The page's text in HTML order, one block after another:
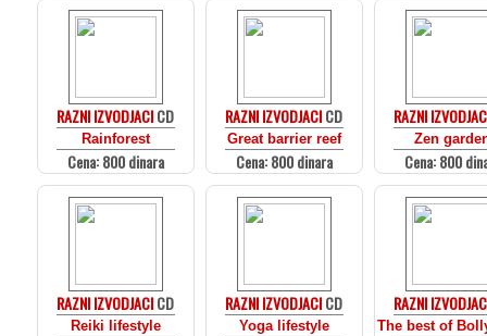
RAZNI IZVODJACICD
Rainforest
Cena: 800 dinara
RAZNI IZVODJACICD
Great barrier reef
Cena: 800 dinara
RAZNI
Zen
Cena: 800
RAZNI IZVODJACICD
Reiki lifestyle
RAZNI IZVODJACICD
Yoga lifestyle
RAZNI
The best of